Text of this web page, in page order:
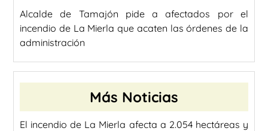
Alcalde de Tamajón pide a afectados por el
incendio de La Mierla que acaten las órdenes de la
administración
Más Noticias
El incendio de La Mierla afecta a 2.054 hectáreas y